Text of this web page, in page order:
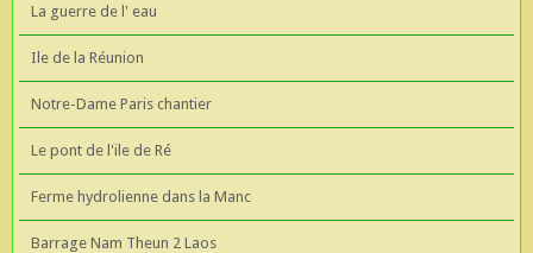
La guerre de l' eau
Ile de la Réunion
Notre-Dame Paris chantier
Le pont de l'ile de Ré
Ferme hydrolienne dans la Manc
Barrage Nam Theun 2 Laos